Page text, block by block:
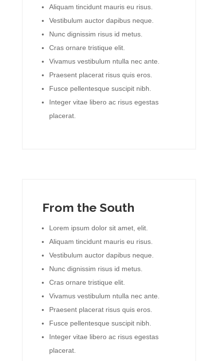
Aliquam tincidunt mauris eu risus.
Vestibulum auctor dapibus neque.
Nunc dignissim risus id metus.
Cras ornare tristique elit.
Vivamus vestibulum ntulla nec ante.
Praesent placerat risus quis eros.
Fusce pellentesque suscipit nibh.
Integer vitae libero ac risus egestas
placerat.
From the South
Lorem ipsum dolor sit amet, elit.
Aliquam tincidunt mauris eu risus.
Vestibulum auctor dapibus neque.
Nunc dignissim risus id metus.
Cras ornare tristique elit.
Vivamus vestibulum ntulla nec ante.
Praesent placerat risus quis eros.
Fusce pellentesque suscipit nibh.
Integer vitae libero ac risus egestas
placerat.